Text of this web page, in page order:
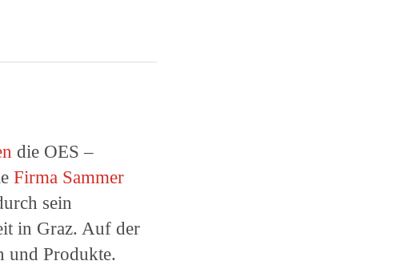
die OES –
Firma Sammer
sein
in Graz. Auf der
und Produkte.